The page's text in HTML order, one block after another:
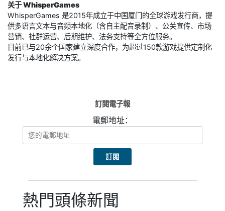
关于 WhisperGames
WhisperGames 是2015年成立于中国厦门的全球游戏发行商，提
供多语言文本与音频本地化（含自主配音录制）、公关宣传、市场
营销、社群运营、后期维护、法务支持等全方位服务。
目前已与20余个国家建立深度合作，为超过150款游戏提供定制化
发行与本地化解决方案。
訂閱電子報
電郵地址：
熱門頭條新聞